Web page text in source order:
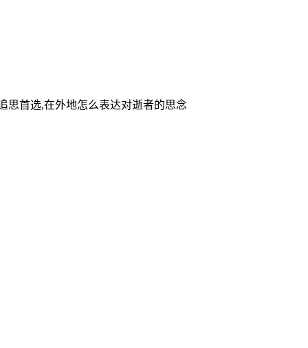
思首选,在外地怎么表达对逝者的思念